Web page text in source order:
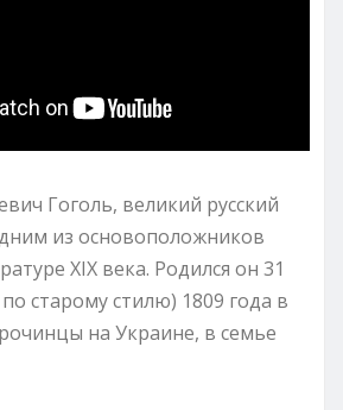
Гоголь, великий русский
из основоположников
XIX века. Родился он 31
старому стилю) 1809 года в
на Украине, в семье